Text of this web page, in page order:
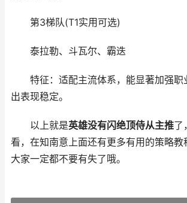
第3梯队(T1实用可选)
泰拉勒、斗瓦尔、霸迭
特征：适配主流体系，能显著加强职
出表现稳定。
以上就是英雄没有闪绝顶侍从主推了
看，在知南意上面还有更多有用的策略教
大家一定都不要有失了哦。